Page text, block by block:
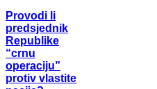
Provodi li
predsjednik
Republike
“crnu
operaciju”
protiv vlastite